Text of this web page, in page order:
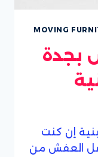
MOVING
بجدة
إن كنت
العفش من